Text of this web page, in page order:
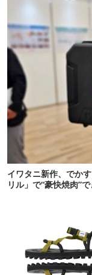
イワタニ新作、でか
リル」で“豪快焼肉”